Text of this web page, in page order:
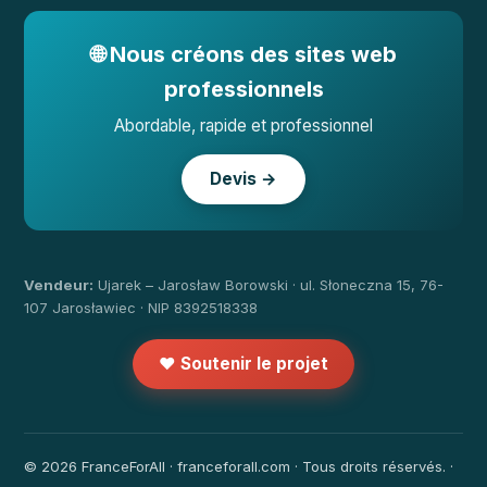
🌐 Nous créons des sites web
professionnels
Abordable, rapide et professionnel
Devis →
Vendeur: Ujarek – Jarosław Borowski · ul. Słoneczna 15, 76-
107 Jarosławiec · NIP 8392518338
❤️ Soutenir le projet
© 2026 FranceForAll · franceforall.com · Tous droits réservés. ·